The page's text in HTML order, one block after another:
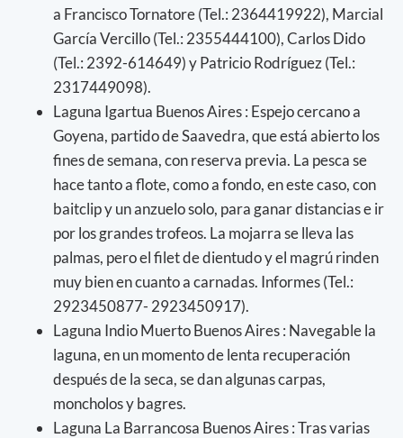
a Francisco Tornatore (Tel.: 2364419922), Marcial
García Vercillo (Tel.: 2355444100), Carlos Dido
(Tel.: 2392-614649) y Patricio Rodríguez (Tel.:
2317449098).
Laguna Igartua Buenos Aires : Espejo cercano a
Goyena, partido de Saavedra, que está abierto los
fines de semana, con reserva previa. La pesca se
hace tanto a flote, como a fondo, en este caso, con
baitclip y un anzuelo solo, para ganar distancias e ir
por los grandes trofeos. La mojarra se lleva las
palmas, pero el filet de dientudo y el magrú rinden
muy bien en cuanto a carnadas. Informes (Tel.:
2923450877- 2923450917).
Laguna Indio Muerto Buenos Aires : Navegable la
laguna, en un momento de lenta recuperación
después de la seca, se dan algunas carpas,
moncholos y bagres.
Laguna La Barrancosa Buenos Aires : Tras varias